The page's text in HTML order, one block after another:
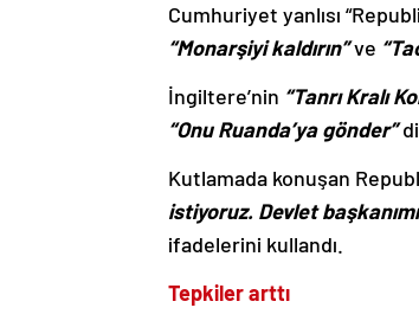
Cumhuriyet yanlısı
“Monarşiyi kaldırın”ve
İngiltere’nin “Tanrı Kralı
“Onu Ruanda’ya gönder”
Kutlamada konuşan
istiyoruz. Devlet
ifadelerini kullandı.
Tepkiler arttı